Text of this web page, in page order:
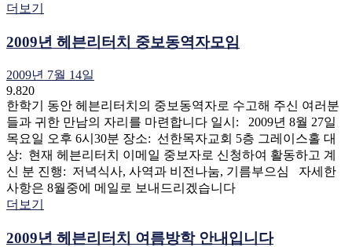
더보기
2009년 헤븐리터치 중보동역자모임
2009년 7월 14일
9.820
한학기 동안 헤븐리터치의 중보동역자로 수고해 주신 여러분
들과 귀한 만남의 자리를 마련합니다 일시: 2009년 8월 27일
목요일 오후 6시30분 장소: 선한목자교회 5층 그레이스홀 대
상: 현재 헤븐리터치 이메일 중보자로 신청하여 활동하고 계
신 분 진행: 저녁식사, 사역과 비전나눔, 기름부으심 자세한
사항은 8월중에 메일로 보내드리겠습니다
더보기
2009년 헤븐리터치 여름방학 안내입니다